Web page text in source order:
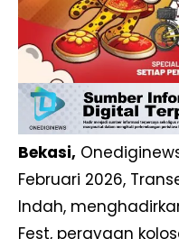
Bekasi,
Februari 2026,
Indah,
Fest, perayaan